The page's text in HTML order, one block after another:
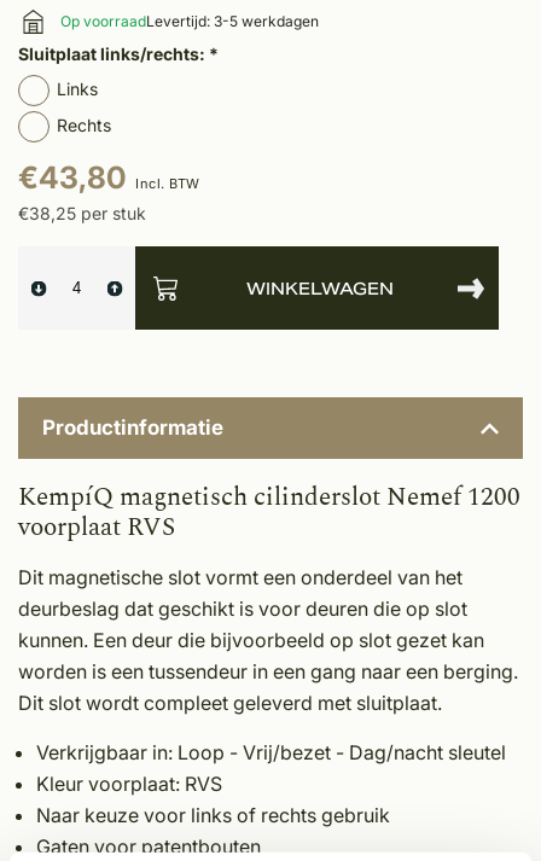
Op voorraadLevertijd: 3-5 werkdagen
Sluitplaat links/rechts: *
Links
Rechts
€43,80 Incl. BTW
€38,25 per stuk
WINKELWAGEN
Productinformatie
KempíQ magnetisch cilinderslot Nemef 1200
voorplaat RVS
Dit magnetische slot vormt een onderdeel van het
deurbeslag dat geschikt is voor deuren die op slot
kunnen. Een deur die bijvoorbeeld op slot gezet kan
worden is een tussendeur in een gang naar een berging.
Dit slot wordt compleet geleverd met sluitplaat.
Verkrijgbaar in: Loop - Vrij/bezet - Dag/nacht sleutel
Kleur voorplaat: RVS
Naar keuze voor links of rechts gebruik
Gaten voor patentbouten